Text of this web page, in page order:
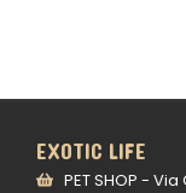
EXOTIC LIFE
PET SHOP -